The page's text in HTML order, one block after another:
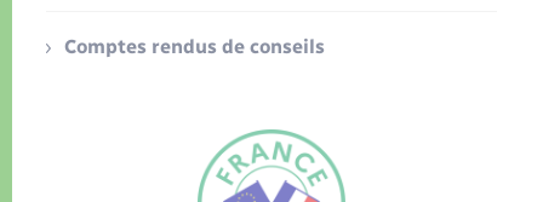
Comptes rendus de conseils